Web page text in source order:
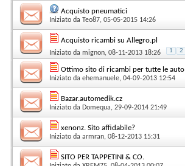
Acquisto pneumatici
Iniziato da Teo87, 05-05-2015 14:26
Acquisto ricambi su Allegro.pl
Iniziato da mignon, 08-11-2013 18:26 1 2
Ottimo sito di ricambi per tutte le auto
Iniziato da ehemanuele, 04-09-2013 12:54
Bazar.automedik.cz
Iniziato da Domequa, 29-09-2014 21:49
xenonz. Sito affidabile?
Iniziato da armran, 08-12-2013 15:31
SITO PER TAPPETINI & CO.